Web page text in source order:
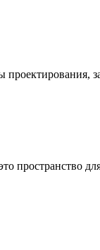
пространство